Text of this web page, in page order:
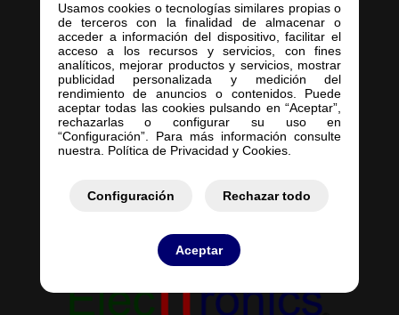
Usamos cookies o tecnologías similares propias o
de terceros con la finalidad de almacenar o
acceder a información del dispositivo, facilitar el
acceso a los recursos y servicios, con fines
analíticos, mejorar productos y servicios, mostrar
publicidad personalizada y medición del
rendimiento de anuncios o contenidos. Puede
aceptar todas las cookies pulsando en “Aceptar”,
rechazarlas o configurar su uso en
“Configuración”. Para más información consulte
nuestra. Política de Privacidad y Cookies.
Configuración Rechazar todo
Aceptar
Inicio
Empresa
Servicios
Contacto
Mis Presupuestos